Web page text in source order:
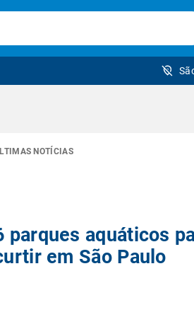
NOTÍCIAS
parques aquáticos
em São Paulo
brasileiro